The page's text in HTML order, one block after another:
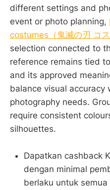
different settings and
event or photo planning,
costumes（鬼滅の刃 コス
selection connected to
reference remains tied
and its approved
balance visual accuracy
photography needs.
require consistent
silhouettes.
Dapatkan cashback
dengan minimal
berlaku untuk semua